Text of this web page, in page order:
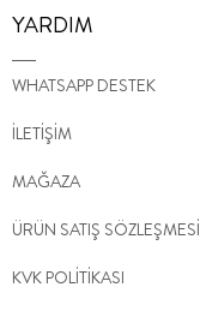
YARDIM
WHATSAPP DESTEK
İLETİŞİM
MAĞAZA
ÜRÜN SATIŞ SÖZLEŞMESİ
KVK POLİTİKASI